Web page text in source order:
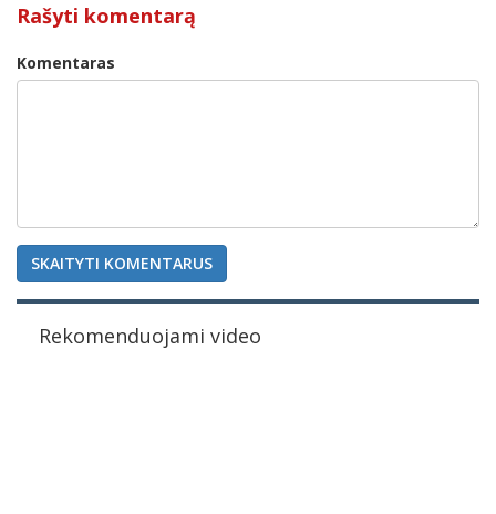
Rašyti komentarą
Komentaras
SKAITYTI KOMENTARUS
Rekomenduojami video